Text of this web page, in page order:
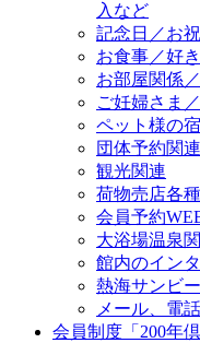
入など
記念日／お
お食事／好
お部屋関係
ご妊婦さま
ペット様の
団体予約関連
観光関連
荷物売店各
会員予約
大浴場温泉
館内のイン
熱海サンビ
メール、電
会員制度「200年倶